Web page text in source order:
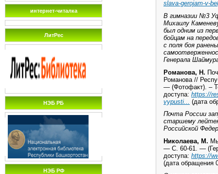
интернет-читалка
ЛитРес
НЭБ РБ
НЭБ РФ
slava-gerojam-v-
В гимназии №3
Михаилу
был одним из
бойцам на
с поля боя
Генерала
Романова, Н.
Романова //
— (Фотофакт). –
доступа: https://
vypusti...
(дата
Почта России
старшему
Российской
Николаева, М.
— С. 60-61. —
доступа: https://
(дата обращения